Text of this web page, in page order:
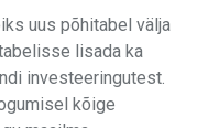
uus põhitabel välja
lisada ka
investeeringutest.
kõige